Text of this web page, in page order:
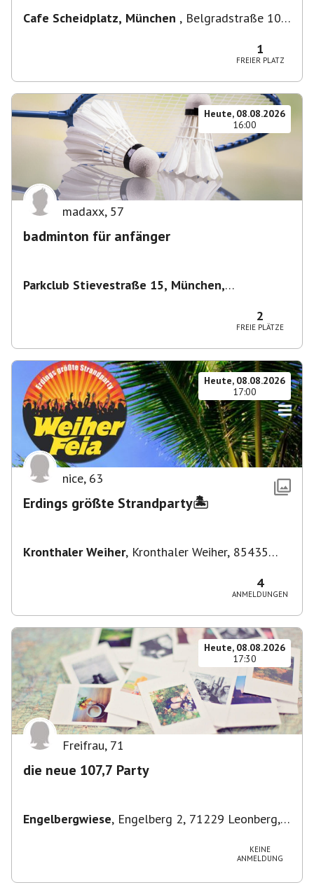
Cafe Scheidplatz, München , Belgradstraße 104,
1
FREIER PLATZ
Heute, 08.08.2026
16:00
madaxx, 57
badminton für anfänger
Parkclub Stievestraße 15, München,
2
FREIE PLÄTZE
Heute, 08.08.2026
17:00
nice, 63
Erdings größte Strandparty🏝️
Kronthaler Weiher, Kronthaler Weiher, 85435
4
ANMELDUNGEN
Heute, 08.08.2026
17:30
Freifrau, 71
die neue 107,7 Party
Engelbergwiese, Engelberg 2, 71229 Leonberg,
KEINE
ANMELDUNG